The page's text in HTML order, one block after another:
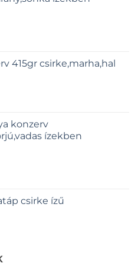
415gr csirke,marha,hal
konzerv
ízekben
csirke ízű